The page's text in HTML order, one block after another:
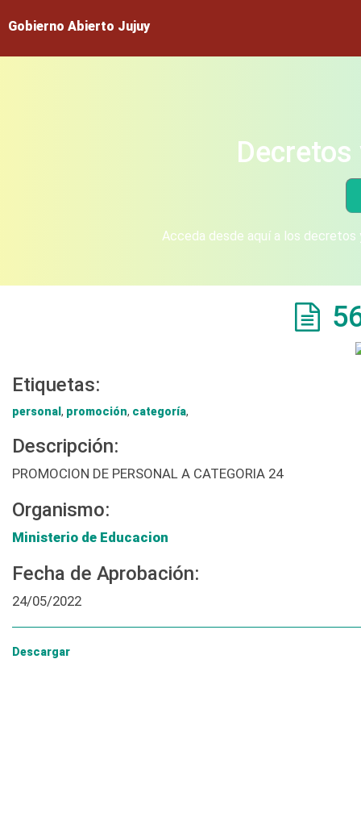
Gobierno Abierto Jujuy
Acceda desde aquí a los
Etiquetas:
personal , promoción, categoría,
Descripción:
PROMOCION DE PERSONAL A CATEGORIA 24
Organismo:
Ministerio de Educacion
Fecha de Aprobación:
24/05/2022
Descargar